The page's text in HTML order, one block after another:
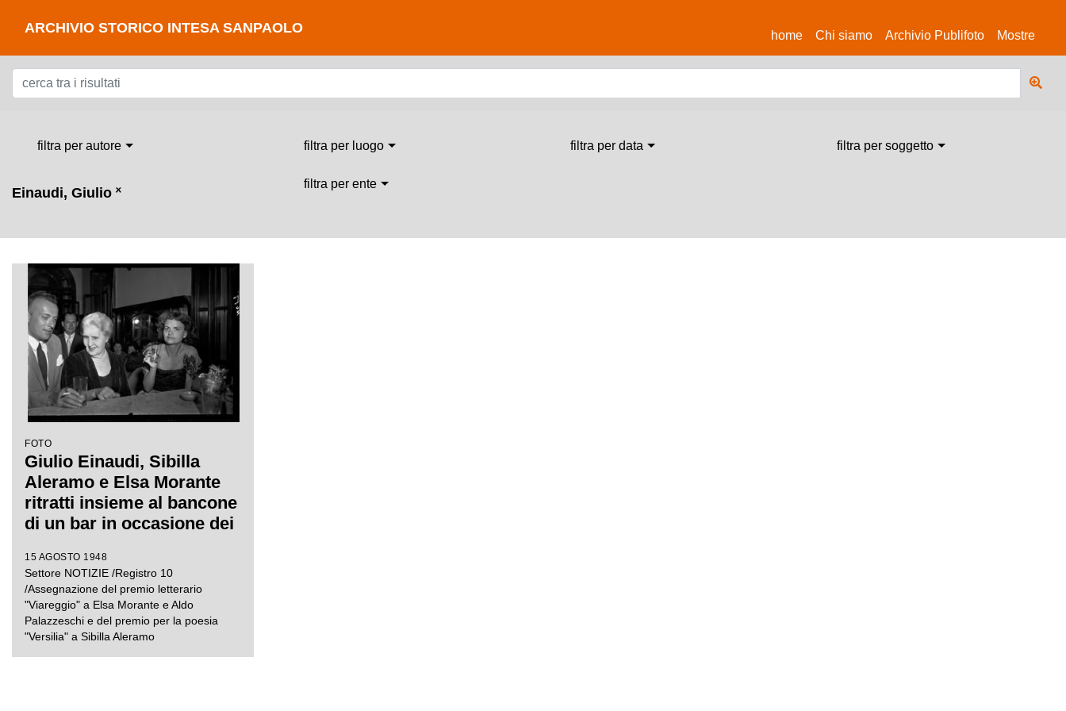
ARCHIVIO STORICO INTESA SANPAOLO home(current)
Chi siamo Archivio Publifoto Mostre
filtra per autore filtra per luogo filtra per data filtra per soggetto
Einaudi, Giulio ˟
filtra per ente
FOTO
Giulio Einaudi, Sibilla
Aleramo e Elsa Morante
ritratti insieme al bancone
di un bar in occasione dei
Versilia
15 AGOSTO 1948
Settore NOTIZIE /Registro 10
/Assegnazione del premio letterario
"Viareggio" a Elsa Morante e Aldo
Palazzeschi e del premio per la poesia
"Versilia" a Sibilla Aleramo